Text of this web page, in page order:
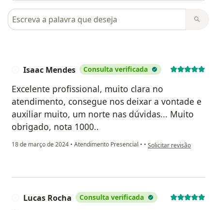
Pesquisar em opiniões
Isaac Mendes Consulta verificada
Excelente profissional, muito clara no
atendimento, consegue nos deixar a vontade e
auxiliar muito, um norte nas dúvidas... Muito
obrigado, nota 1000..
18 de março de 2024 • Atendimento Presencial • • na opinião do utilizador
Solicitar revisão
Lucas Rocha Consulta verificada